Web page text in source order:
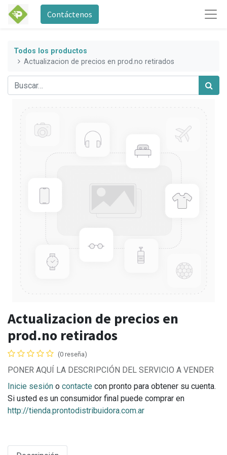
Contáctenos
Todos los productos
Actualizacion de precios en prod.no retirados
Actualizacion de precios en
prod.no retirados
(0 reseña)
PONER AQUÍ LA DESCRIPCIÓN DEL SERVICIO A VENDER
Inicie sesión o contacte con pronto para obtener su cuenta.
Si usted es un consumidor final puede comprar en
http://tienda.prontodistribuidora.com.ar